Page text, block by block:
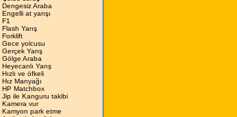
Dengesiz Araba
Engelli at yarışı
F1
Flash Yarış
Forklift
Gece yolcusu
Gerçek Yarış
Gölge Araba
Heyecanlı Yarış
Hızlı ve öfkeli
Hız Manyağı
HP Matchbox
Jip ile Kanguru takibi
Kamera vur
Kamyon park etme